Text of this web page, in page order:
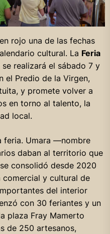
rojo una de las fechas
cultural. La Feria
se realizará el sábado 7 y
el Predio de la Virgen,
y promete volver a
en torno al talento, la
local.
feria. Umara —nombre
daban al territorio que
consolidó desde 2020
y cultural de
del interior
con 30 feriantes y un
plaza Fray Mamerto
de 250 artesanos,